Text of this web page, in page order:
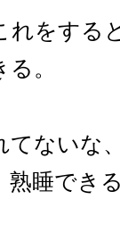
れをする
。
てないな
睡でき